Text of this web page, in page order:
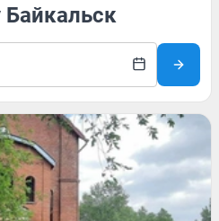
Байкальск